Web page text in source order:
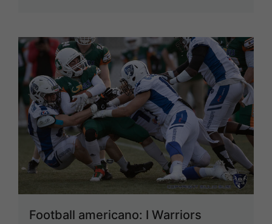
Football americano: I Warriors